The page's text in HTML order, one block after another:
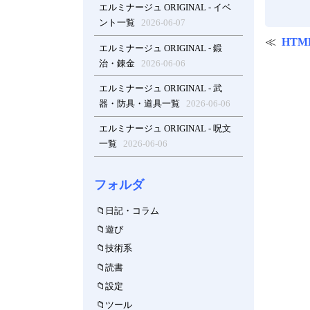
エルミナージュ ORIGINAL - イベ
ント一覧
2026-06-07
エルミナージュ ORIGINAL - 鍛
治・錬金
2026-06-06
エルミナージュ ORIGINAL - 武
器・防具・道具一覧
2026-06-06
エルミナージュ ORIGINAL - 呪文
一覧
2026-06-06
フォルダ
日記・コラム
遊び
技術系
読書
設定
ツール